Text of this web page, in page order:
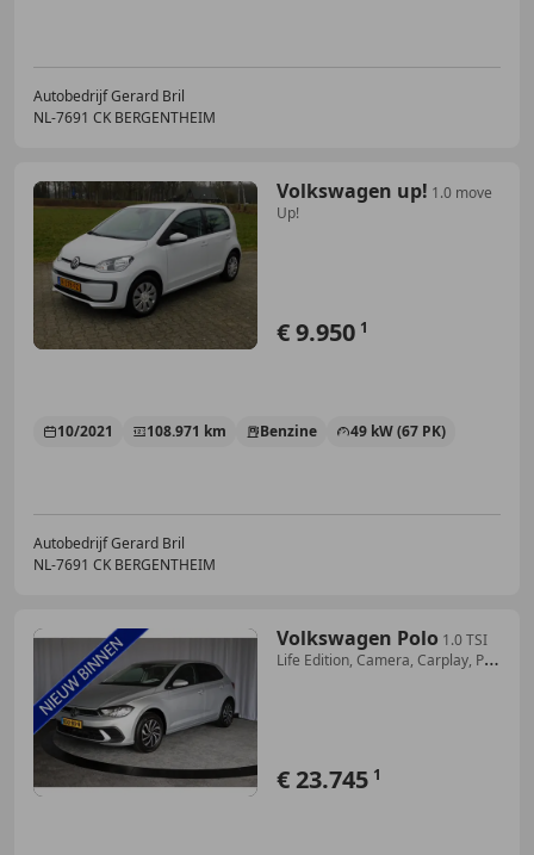
Autobedrijf Gerard Bril
NL-7691 CK BERGENTHEIM
Volkswagen up! 1.0 move
Up!
€ 9.950 1
10/2021 108.971 km Benzine 49 kW (67 PK)
Autobedrijf Gerard Bril
NL-7691 CK BERGENTHEIM
Volkswagen Polo 1.0 TSI
Life Edition, Camera, Carplay, Pdc
€ 23.745 1